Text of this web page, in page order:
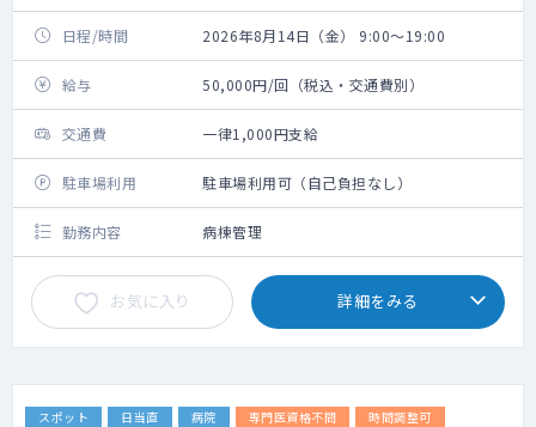
日程/時間 2026年8月14日（金） 9:00～19:00
給与 50,000円/回（税込・交通費別）
交通費 一律1,000円支給
駐車場利用 駐車場利用可（自己負担なし）
勤務内容 病棟管理
お気に入り 詳細をみる
スポット 日当直 病院 専門医資格不問
時間調整可